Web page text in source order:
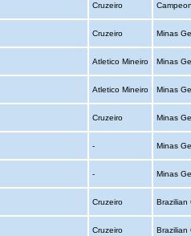
Cruzeiro
Cruzeiro Minas
Atletico Mineiro Minas
Atletico Mineiro Minas
Cruzeiro Minas
- Minas
- Minas
Cruzeiro Brazilian
Cruzeiro Brazilian